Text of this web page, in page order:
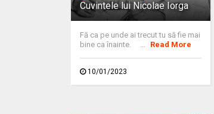
Cuvintele lui Nicolae Iorga
Fă ca pe unde ai trecut tu să fie mai
bine ca înainte. ...
Read More
10/01/2023